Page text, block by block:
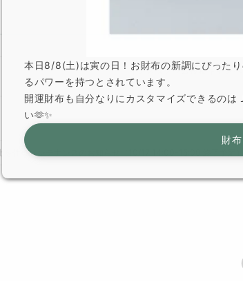
インスタグラム投稿キャン
を伴うメンテナンスのお知らせ（10/17 14:00-15:00 終了予定）
本日8/8(土)は寅の日！お財布の新調にぴった
るパワーを持つとされています。
開運財布も自分なりにカスタマイズできるの
い🫶✨
財